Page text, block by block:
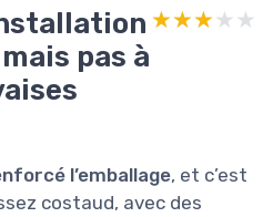
pas à
★★★★★
★★★★★
l’emballage, et c’est
costaud, avec des